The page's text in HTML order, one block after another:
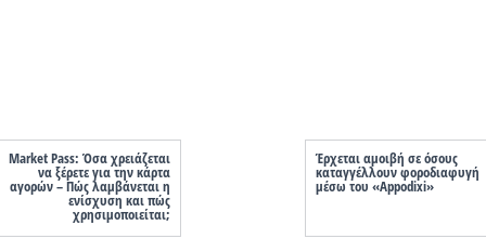
Market Pass: Όσα χρειάζεται
να ξέρετε για την κάρτα
αγορών – Πώς λαμβάνεται η
ενίσχυση και πώς
χρησιμοποιείται;
Έρχεται αμοιβή σε όσους
καταγγέλλουν φοροδιαφυγή
μέσω του «Appodixi»